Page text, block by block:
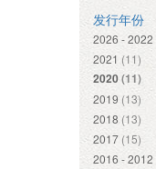
发行年份
2026 - 2022
2021 (11)
2020(11)
2019 (13)
2018 (13)
2017 (15)
2016 - 2012